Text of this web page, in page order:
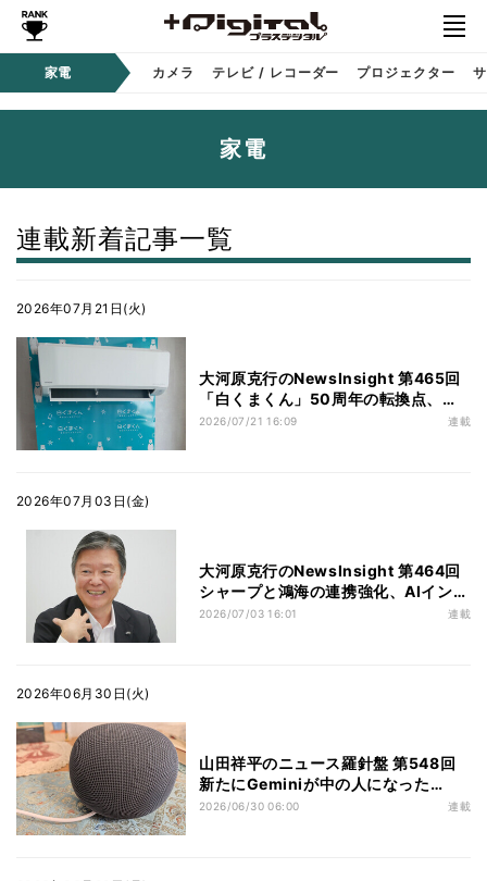
家電 カメラ テレビ / レコーダー プロジェクター
家電
連載新着記事一覧
2026年07月21日(火)
大河原克行のNewsInsight 第465回
「白くまくん」50周年の転換点、栃
木事業所がリードするエアコン世界展
2026/07/21 16:09 連載
2026年07月03日(金)
大河原克行のNewsInsight 第464回
シャープと鴻海の連携強化、AIインフ
ラが成長の中心へ - 河村社長インタビ
2026/07/03 16:01 連載
2026年06月30日(火)
山田祥平のニュース羅針盤 第548回
新たにGeminiが中の人になった
「Google Homeスピーカー」を試し
2026/06/30 06:00 連載